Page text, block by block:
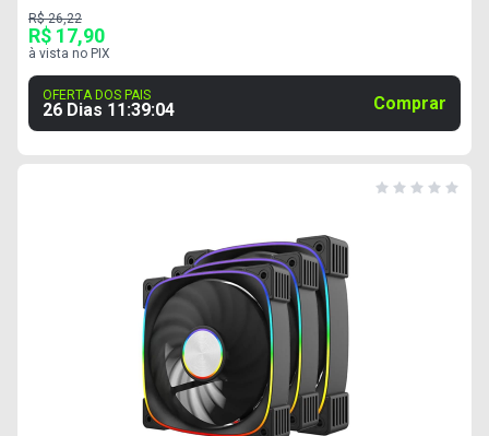
R$ 26,22
R$ 17,90
à vista no PIX
OFERTA DOS PAIS
26 Dias 11:39:03 Comprar